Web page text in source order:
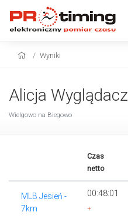
Wyniki
Alicja Wyglądacz
Wielgowo na Biegowo
Czas
netto
MLB Jesień -
7km
00:48:01
+